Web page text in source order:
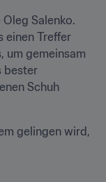
Salenko.
einen Treffer
um gemeinsam
bester
Schuh
gelingen wird,